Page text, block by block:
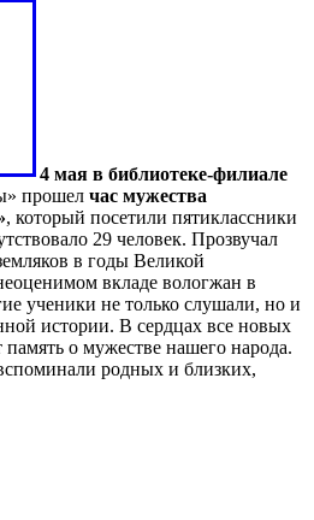
4 мая в библиотеке-филиале
прошел час мужества
, который посетили пятиклассники
29 человек. Прозвучал
в годы Великой
вкладе вологжан в
ученики не только слушали, но и
истории. В сердцах все новых
о мужестве нашего народа.
родных и близких,